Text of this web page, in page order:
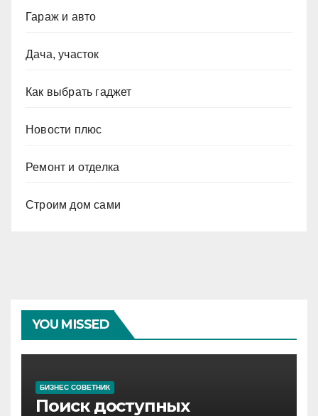
Гараж и авто
Дача, участок
Как выбрать гаджет
Новости плюс
Ремонт и отделка
Строим дом сами
YOU MISSED
БИЗНЕС СОВЕТНИК
Поиск доступных